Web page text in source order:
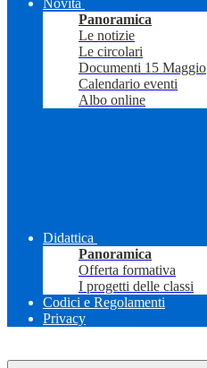
Novità
Panoramica
Le notizie
Le circolari
Documenti 15 Maggio
Calendario eventi
Albo online
Didattica
Panoramica
Offerta formativa
I progetti delle classi
Codici e Regolamenti
Privacy